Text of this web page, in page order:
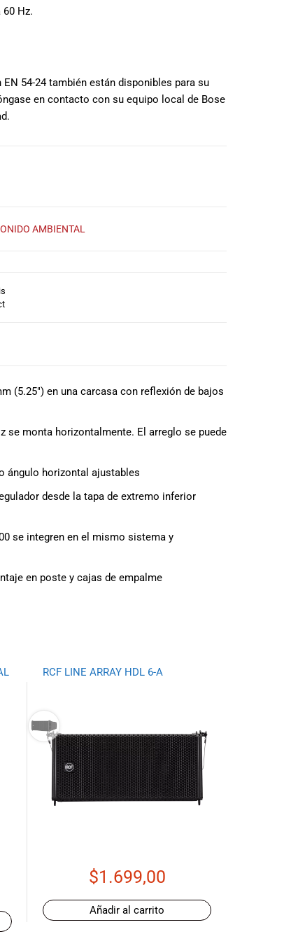
60 Hz.
54-24 también están disponibles para su
en contacto con su equipo local de Bose
AMBIENTAL
(5.25″) en una carcasa con reflexión de bajos
se monta horizontalmente. El arreglo se puede
ángulo horizontal ajustables
desde la tapa de extremo inferior
se integren en el mismo sistema y
en poste y cajas de empalme
RCF LINE ARRAY HDL 6-A
$1.699,00
Añadir al carrito